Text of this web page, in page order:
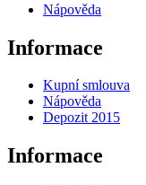
Nápověda
Informace
Kupní smlouva
Nápověda
Depozit 2015
Informace